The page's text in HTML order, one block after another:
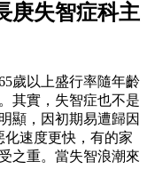
庚失智症科主
歲以上盛行率隨年齡
其實，失智症也不是
顯，因初期易遭歸因
速度更快，有的家
之重。當失智浪潮來